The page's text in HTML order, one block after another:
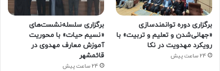
برگزاری دوره توانمندسازی
«جهانی‌شدن و تعلیم و تربیت» با
رویکرد مهدویت در نکا
24 ساعت پیش
برگزاری سلسله‌نشست‌های
«نسیم حیات» با محوریت
آموزش معارف مهدوی در
قائمشهر
24 ساعت پیش